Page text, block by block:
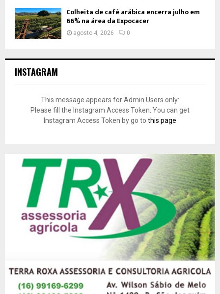
Colheita de café arábica encerra julho em
66% na área da Expocacer
agosto 4, 2026 0
INSTAGRAM
This message appears for Admin Users only:
Please fill the Instagram Access Token. You can get
Instagram Access Token by go to this page